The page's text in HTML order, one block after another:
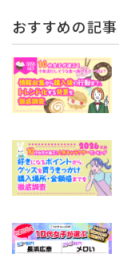
おすすめの記事